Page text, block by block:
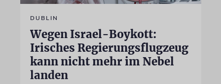
DUBLIN
Wegen Israel-Boykott:
Irisches Regierungsflugzeug
kann nicht mehr im Nebel
landen